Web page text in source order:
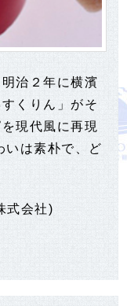
治２年に横濱
くりん」がそ
現代風に再現
いは素朴で、ど
式会社)